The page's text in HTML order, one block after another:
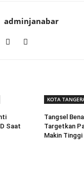
adminjanabar
Saat
KOTA
Tangsel
Targetkan
Makin Tinggi